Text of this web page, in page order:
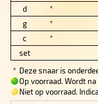
d
*
g
*
c
*
set
* Deze snaar is
Op voorraad. Wordt
Niet op voorraad.